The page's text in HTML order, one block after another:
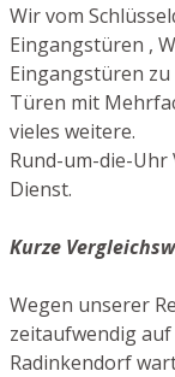
Wir vom
Eingangstüren ,
Eingangstüren
Türen mit
vieles weitere.
Rund-um-die-
Dienst.
Kurze
Wegen unserer
zeitaufwendig
Radinkendorf